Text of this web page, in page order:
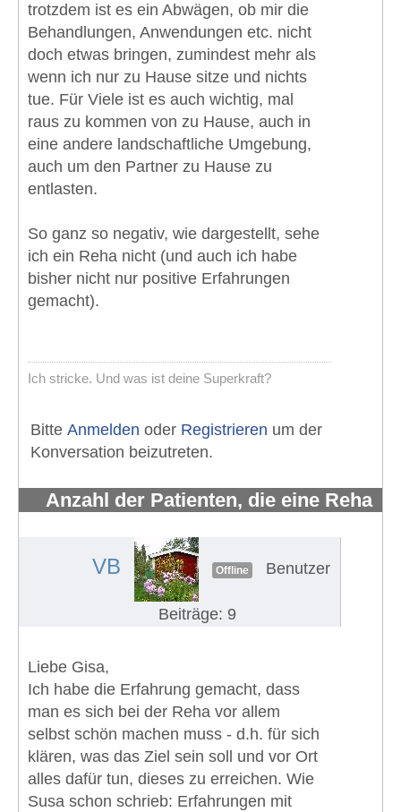
trotzdem ist es ein Abwägen, ob mir die
Behandlungen, Anwendungen etc. nicht
doch etwas bringen, zumindest mehr als
wenn ich nur zu Hause sitze und nichts
tue. Für Viele ist es auch wichtig, mal
raus zu kommen von zu Hause, auch in
eine andere landschaftliche Umgebung,
auch um den Partner zu Hause zu
entlasten.
So ganz so negativ, wie dargestellt, sehe
ich ein Reha nicht (und auch ich habe
bisher nicht nur positive Erfahrungen
gemacht).
Ich stricke. Und was ist deine Superkraft?
Bitte Anmelden oder Registrieren um der
Konversation beizutreten.
Anzahl der Patienten, die eine Reha
VB Offline Benutzer
Beiträge: 9
Liebe Gisa,
Ich habe die Erfahrung gemacht, dass
man es sich bei der Reha vor allem
selbst schön machen muss - d.h. für sich
klären, was das Ziel sein soll und vor Ort
alles dafür tun, dieses zu erreichen. Wie
Susa schon schrieb: Erfahrungen mit